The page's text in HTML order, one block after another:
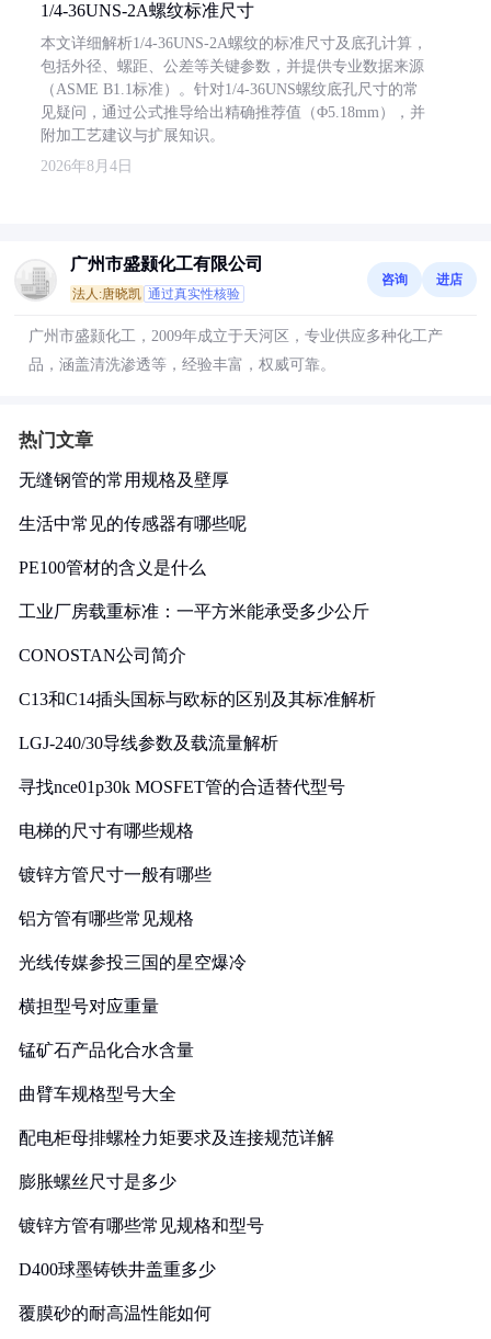
1/4-36UNS-2A螺纹标准尺寸
本文详细解析1/4-36UNS-2A螺纹的标准尺寸及底孔计算，
包括外径、螺距、公差等关键参数，并提供专业数据来源
（ASME B1.1标准）。针对1/4-36UNS螺纹底孔尺寸的常
见疑问，通过公式推导给出精确推荐值（Φ5.18mm），并
附加工艺建议与扩展知识。
2026年8月4日
广州市盛颢化工有限公司
法人:唐晓凯 通过真实性核验
咨询 进店
广州市盛颢化工，2009年成立于天河区，专业供应多种化工产
品，涵盖清洗渗透等，经验丰富，权威可靠。
热门文章
无缝钢管的常用规格及壁厚
生活中常见的传感器有哪些呢
PE100管材的含义是什么
工业厂房载重标准：一平方米能承受多少公斤
CONOSTAN公司简介
C13和C14插头国标与欧标的区别及其标准解析
LGJ-240/30导线参数及载流量解析
寻找nce01p30k MOSFET管的合适替代型号
电梯的尺寸有哪些规格
镀锌方管尺寸一般有哪些
铝方管有哪些常见规格
光线传媒参投三国的星空爆冷
横担型号对应重量
锰矿石产品化合水含量
曲臂车规格型号大全
配电柜母排螺栓力矩要求及连接规范详解
膨胀螺丝尺寸是多少
镀锌方管有哪些常见规格和型号
D400球墨铸铁井盖重多少
覆膜砂的耐高温性能如何